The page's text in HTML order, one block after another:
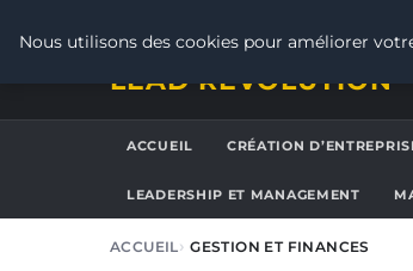
LEAD REVOLUTION
ACCUEIL CRÉATION
LEADERSHIP ET MANAGEMENT
ACCUEIL GESTION ET FINANCES
Nous utilisons des cookies pour améliorer